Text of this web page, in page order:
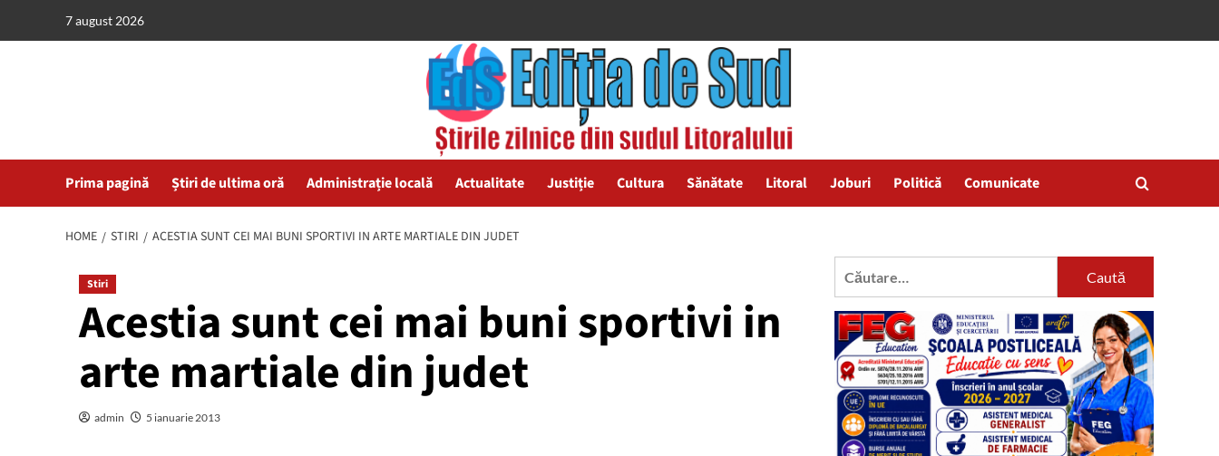
7 august 2026
Prima pagină Știri de ultima oră Administrație locală Actualitate Justiție Cultura Sănătate Litoral Joburi Politică Comunicate
HOME STIRI ACESTIA SUNT CEI MAI BUNI SPORTIVI IN ARTE MARTIALE DIN JUDET
Stiri
Acestia sunt cei mai buni sportivi in
arte martiale din judet
admin 5 ianuarie 2013
Caută